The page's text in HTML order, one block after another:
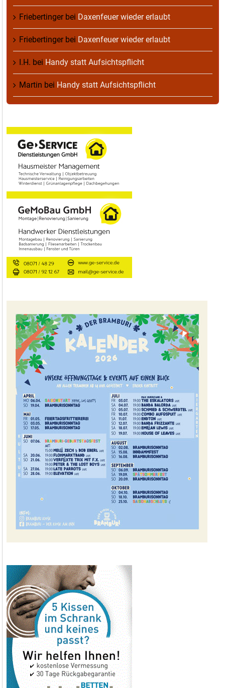
Friebertingerbei Daxenfeuer wieder erlaubt
Friebertingerbei Daxenfeuer wieder erlaubt
I.H. bei Handy statt Aufsichtspflicht
Martin bei Handy statt Aufsichtspflicht